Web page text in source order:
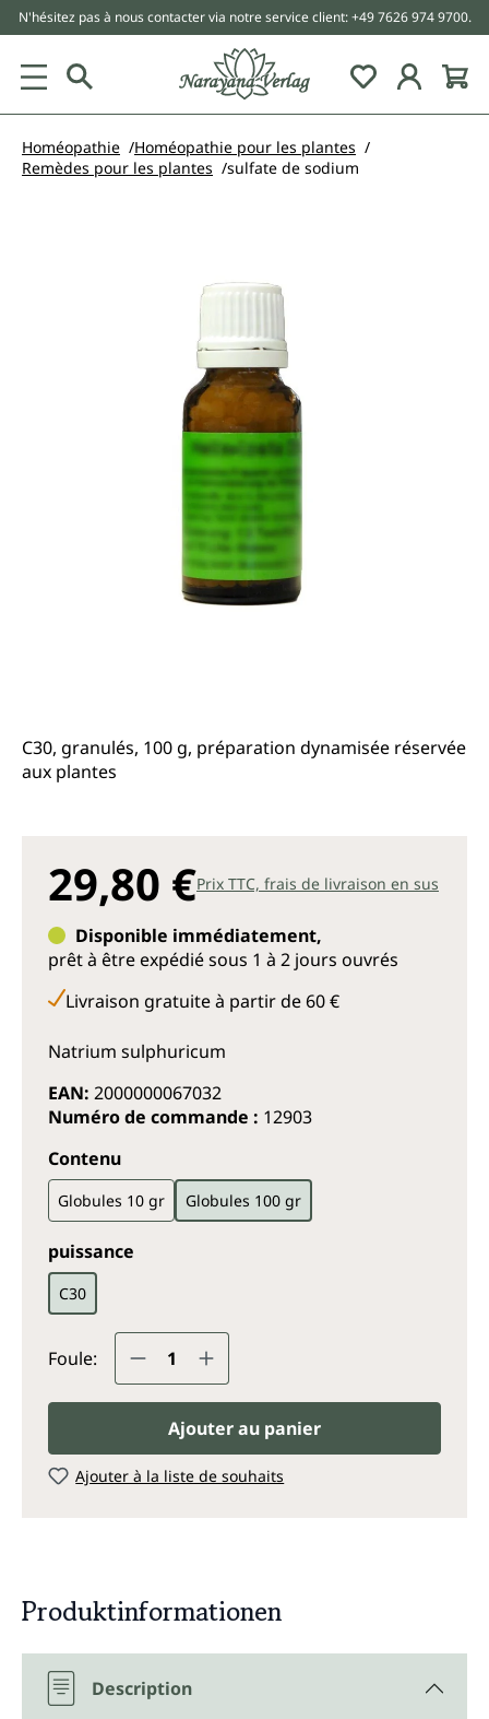
principal
N'hésitez pas à nous contacter via notre service client: +49 7626 974 9700.
Homéopathie
Homéopathie pour les plantes
Remèdes pour les plantes
sulfate de sodium
C30, granulés, 100 g, préparation dynamisée réservée
aux plantes
29,80 €Prix TTC, frais de livraison en sus
Disponible immédiatement,
prêt à être expédié sous 1 à 2 jours ouvrés
Livraison gratuite à partir de 60 €
Natrium sulphuricum
EAN: 2000000067032
Numéro de commande : 12903
Sélectionnez
Contenu
Globules 10 gr Globules 100 gr
Sélectionnez
puissance
C30
Foule: Quantité de produit : Entrez la
Ajouter au panier
Ajouter à la liste de souhaits
Produktinformationen
Description